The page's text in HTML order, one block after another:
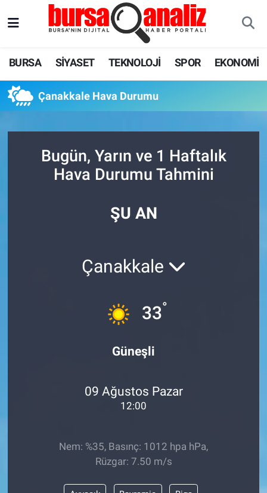
BURSA SİYASET TEKNOLOJİ SPOR EKONOMİ
Çanakkale Hava Durumu
Bugün, Yarın ve 1 Haftalık
Hava Durumu Tahmini
ŞU AN
Çanakkale
33°
Güneşli
09 Ağustos Pazar
12:00
Nem: %35, Basınç: 1012 hpa hPa,
Rüzgar: 7.50 m/s
EKONOMİ
Tüm Manşetler